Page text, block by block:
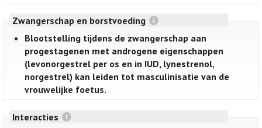
Zwangerschap en borstvoeding
Blootstelling tijdens de zwangerschap aan
progestagenen met androgene eigenschappen
(levonorgestrel per os en in IUD, lynestrenol,
norgestrel) kan leiden tot masculinisatie van de
vrouwelijke foetus.
Interacties